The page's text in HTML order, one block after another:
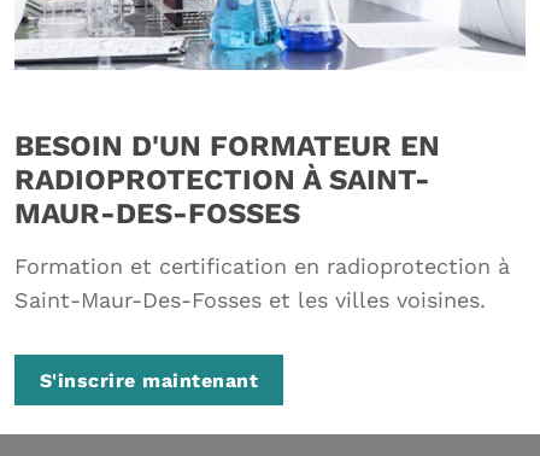
BESOIN D'UN FORMATEUR EN
RADIOPROTECTION À SAINT-
MAUR-DES-FOSSES
Formation et certification en radioprotection à
Saint-Maur-Des-Fosses et les villes voisines.
S'inscrire maintenant